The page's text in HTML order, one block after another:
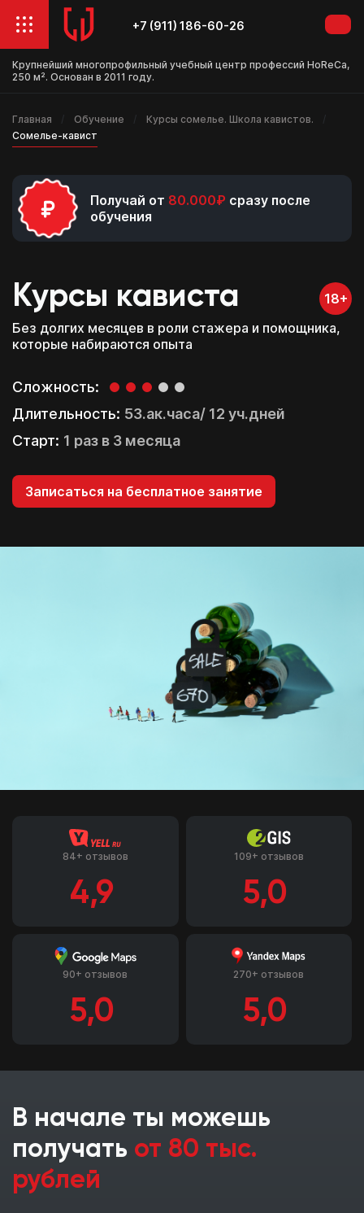
Крупнейший многопрофильный учебный центр профессий HoReCa,
250 м². Основан в 2011 году.
+7 (911) 186-60-26
Главная Обучение
Курсы сомелье. Школа кавистов.
Сомелье-кавист
Получай от 80.000₽ сразу после
обучения
Курсы кависта
18+
Без долгих месяцев в роли стажера и помощника,
которые набираются опыта
Сложность:
Длительность: 53.ак.часа/ 12 уч.дней
Старт: 1 раз в 3 месяца
Записаться на бесплатное занятие
84+ отзывов
4,9
109+ отзывов
5,0
90+ отзывов
5,0
270+ отзывов
5,0
В начале ты можешь
получать от 80 тыс.
рублей